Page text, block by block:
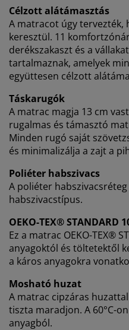
Célzott alátámasztás
A matracot úgy
keresztül. 11
derékszakaszt és a
tartalmaznak, amelyek
együttesen célzott
Táskarugók
A matrac magja 13 cm
rugalmas és támasztó
Minden rugó saját
és minimalizálja a zajt a
Poliéter habszivacs
A poliéter
habszivacstípus.
OEKO-TEX® STANDARD
Ez a matrac OEKO-TEX®
anyagoktól és töltetektől
a káros anyagokra
Mosható huzat
A matrac cipzáras
tiszta maradjon. A 60°C-
anyagból.